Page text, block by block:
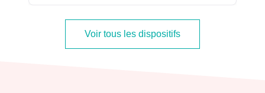
Voir tous les dispositifs